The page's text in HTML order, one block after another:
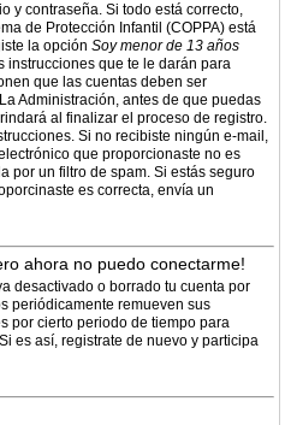
y contraseña. Si todo está correcto,
de Protección Infantil (COPPA) está
la opción Soy menor de 13 años
instrucciones que te le darán para
que las cuentas deben ser
Administración, antes de que puedas
al finalizar el proceso de registro.
Si no recibiste ningún e-mail,
que proporcionaste no es
por un filtro de spam. Si estás seguro
es correcta, envía un
ahora no puedo conectarme!
desactivado o borrado tu cuenta por
periódicamente remueven sus
por cierto periodo de tiempo para
es así, registrate de nuevo y participa